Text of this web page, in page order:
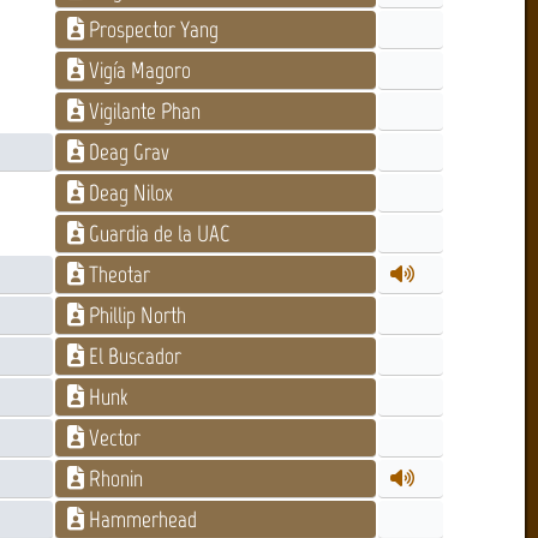
Prospector Yang
Vigía Magoro
Vigilante Phan
Deag Grav
Deag Nilox
Guardia de la UAC
Theotar
Phillip North
El Buscador
Hunk
Vector
Rhonin
Hammerhead